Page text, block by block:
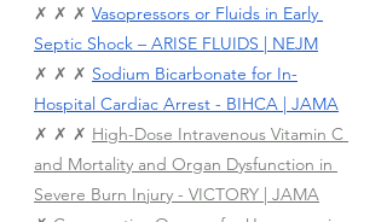
✗ ✗ ✗ Vasopressors or Fluids in Early
Septic Shock – ARISE FLUIDS | NEJM
✗ ✗ ✗ Sodium Bicarbonate for In-
Hospital Cardiac Arrest - BIHCA | JAMA
✗ ✗ ✗ High-Dose Intravenous Vitamin C
and Mortality and Organ Dysfunction in
Severe Burn Injury - VICTORY | JAMA